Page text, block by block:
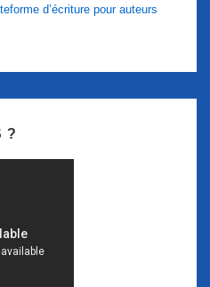
d’écriture pour auteurs
?